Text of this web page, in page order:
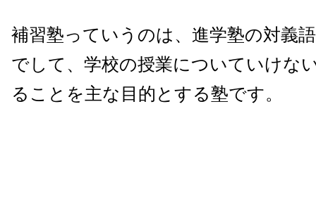
補習塾っていうのは、進学塾の対義
でして、学校の授業についていけな
ることを主な目的とする塾です。